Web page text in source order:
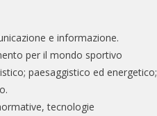
e informazione.
per il mondo sportivo
paesaggistico ed energetico;
tecnologie